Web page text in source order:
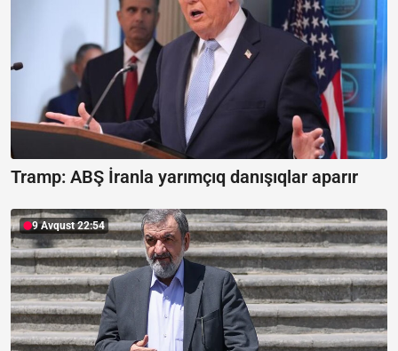
Tramp: ABŞ İranla yarımçıq danışıqlar aparır
9 Avqust 22:54